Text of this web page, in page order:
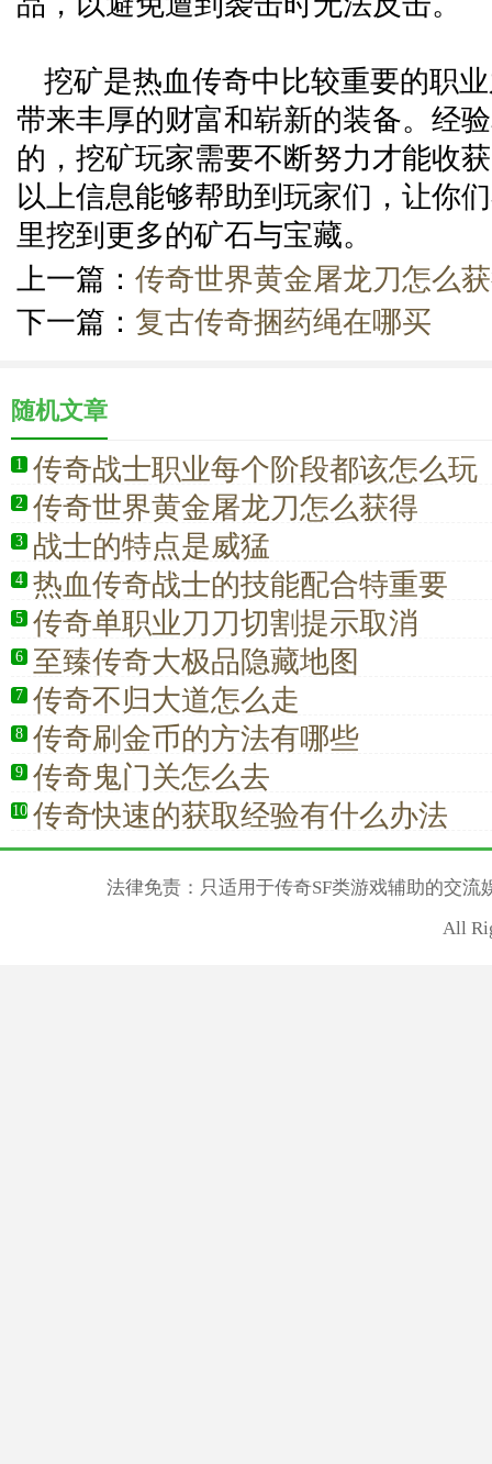
挖矿是热血传奇中比较重要的职
带来丰厚的财富和崭新的装备。经
的，挖矿玩家需要不断努力才能收
以上信息能够帮助到玩家们，让你
里挖到更多的矿石与宝藏。
上一篇： 传奇世界黄金屠龙刀怎么
下一篇： 复古传奇捆药绳在哪买
随机文章
1 传奇战士职业每个阶段都该怎么玩
2 传奇世界黄金屠龙刀怎么获得
3 战士的特点是威猛
4 热血传奇战士的技能配合特重要
5 传奇单职业刀刀切割提示取消
6 至臻传奇大极品隐藏地图
7 传奇不归大道怎么走
8 传奇刷金币的方法有哪些
9 传奇鬼门关怎么去
10 传奇快速的获取经验有什么办法
法律免责：只适用于传奇SF类游戏辅助的交
All